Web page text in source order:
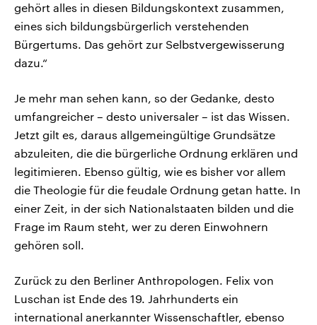
gehört alles in diesen Bildungskontext zusammen,
eines sich bildungsbürgerlich verstehenden
Bürgertums. Das gehört zur Selbstvergewisserung
dazu.“
Je mehr man sehen kann, so der Gedanke, desto
umfangreicher – desto universaler – ist das Wissen.
Jetzt gilt es, daraus allgemeingültige Grundsätze
abzuleiten, die die bürgerliche Ordnung erklären und
legitimieren. Ebenso gültig, wie es bisher vor allem
die Theologie für die feudale Ordnung getan hatte. In
einer Zeit, in der sich Nationalstaaten bilden und die
Frage im Raum steht, wer zu deren Einwohnern
gehören soll.
Zurück zu den Berliner Anthropologen. Felix von
Luschan ist Ende des 19. Jahrhunderts ein
international anerkannter Wissenschaftler, ebenso